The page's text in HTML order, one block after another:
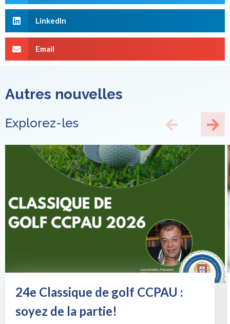
LinkedIn
Email
Autres nouvelles
Explorez-les
24e Classique de golf CCPAU :
soyez de la partie!